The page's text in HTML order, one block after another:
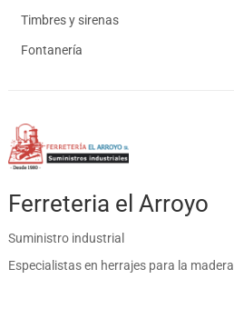
Timbres y sirenas
Fontanería
Ferreteria el Arroyo
Suministro industrial
Especialistas en herrajes para la madera